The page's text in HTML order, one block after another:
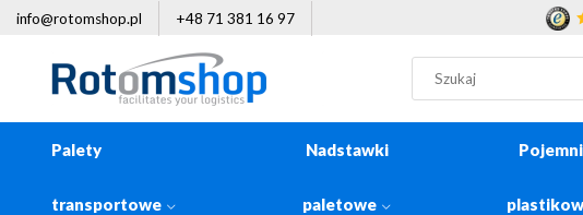
info@rotomshop.pl +48 71 381 16 97
Palety
transportowe
Nadstawki
paletowe